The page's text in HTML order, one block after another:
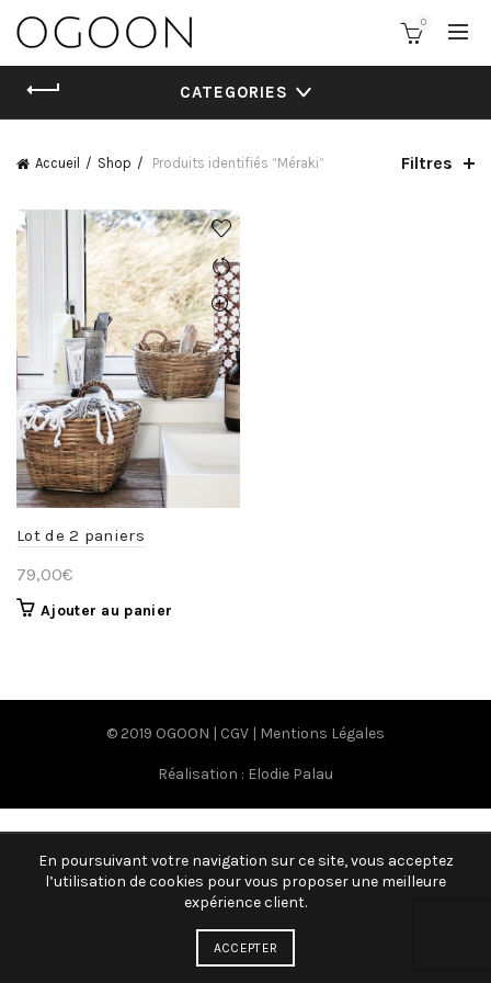
0
CATEGORIES
Accueil Shop Produits identifiés “Méraki” Filtres
Lot de 2 paniers
79,00€
Ajouter au panier
© 2019 OGOON | CGV | Mentions Légales
Réalisation : Elodie Palau
En poursuivant votre navigation sur ce site, vous acceptez
l’utilisation de cookies pour vous proposer une meilleure
expérience client.
ACCEPTER